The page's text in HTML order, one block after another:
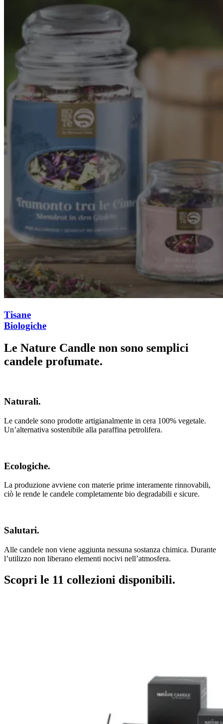
Tisane
Biologiche
Le Nature Candle non sono semplici
candele profumate.
Naturali.
Le candele sono prodotte artigianalmente in cera 100% vegetale.
Un’alternativa sostenibile alla paraffina petrolifera.
Ecologiche.
La produzione avviene con materie prime interamente rinnovabili,
ciò le rende le candele completamente bio degradabili e sicure.
Salutari.
Alle candele non viene aggiunta nessuna sostanza chimica. Durante
l’utilizzo non liberano elementi nocivi nell’atmosfera.
Scopri le 11 collezioni disponibili.